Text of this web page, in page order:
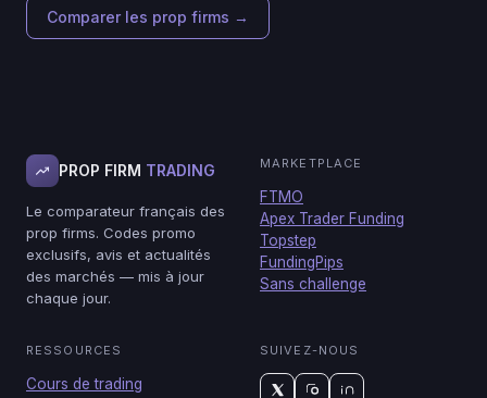
Comparer les prop firms →
PROP FIRM TRADING
Le comparateur français des
prop firms. Codes promo
exclusifs, avis et actualités
des marchés — mis à jour
chaque jour.
MARKETPLACE
FTMO
Apex Trader Funding
Topstep
FundingPips
Sans challenge
RESSOURCES
Cours de trading
SUIVEZ-NOUS